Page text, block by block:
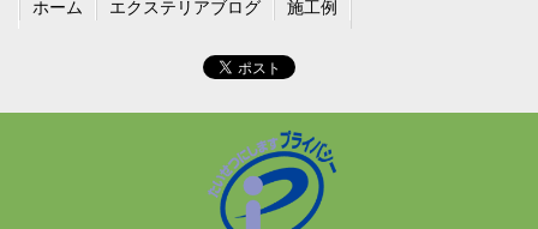
ホーム エクステリアブログ 施工例